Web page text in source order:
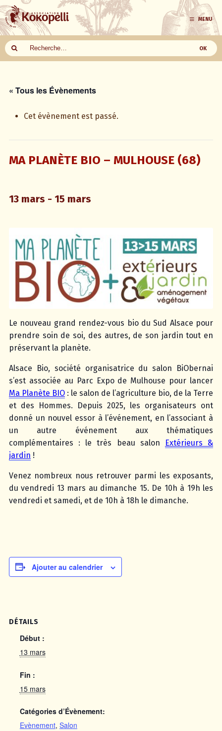
MENU
« Tous les Évènements
Cet évènement est passé.
MA PLANÈTE BIO – MULHOUSE (68)
13 mars - 15 mars
Le nouveau grand rendez-vous bio du Sud Alsace pour
prendre soin de soi, des autres, de son jardin tout en
préservant la planète.
Alsace Bio, société organisatrice du salon BiObernai
s’est associée au Parc Expo de Mulhouse pour lancer
Ma Planète BIO: le salon de l’agriculture bio, de la Terre
et des Hommes. Depuis 2025, les organisateurs ont
donné un nouvel essor à l’événement, en l’associant à
un autre événement aux thématiques
complémentaires : le très beau salon
Extérieurs &
jardin !
Venez nombreux nous retrouver parmi les exposants,
du vendredi 13 mars au dimanche 15. De 10h à 19h les
vendredi et samedi, et de 10h à 18h le dimanche.
Ajouter au calendrier
DÉTAILS
Début :
13 mars
Fin :
15 mars
Catégories d’Évènement:
Evènement, Salon